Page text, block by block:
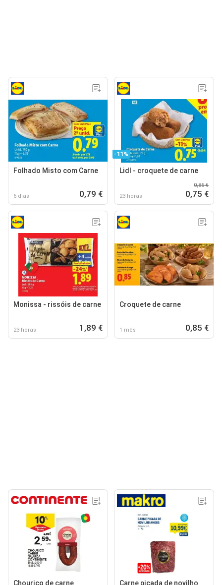
Folhado Misto com Carne
6 dias 0,79 €
-11%
Lidl - croquete de carne
23 horas
0,85 €
0,75 €
Monissa - rissóis de carne
23 horas 1,89 €
Croquete de carne
1 mês 0,85 €
Chouriço de carne Carne picada de novilho